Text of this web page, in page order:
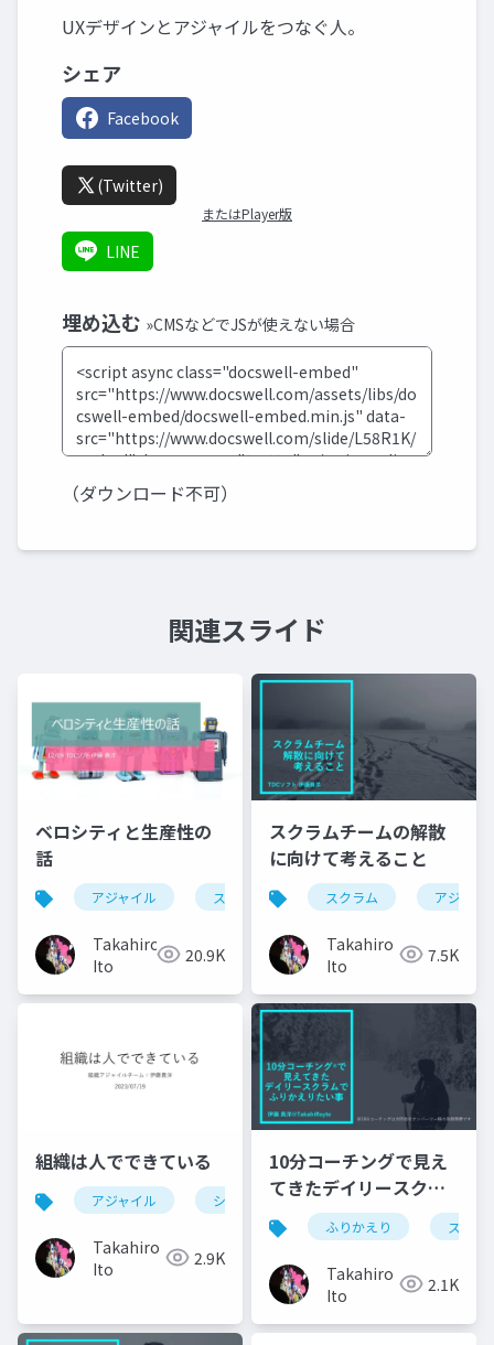
UXデザインとアジャイルをつなぐ人。
シェア
Facebook
(Twitter)
またはPlayer版
LINE
埋め込む »CMSなどでJSが使えない場合
（ダウンロード不可）
関連スライド
ベロシティと生産性の
話
アジャイル スクラム ベロシティ
Takahiro
Ito
20.9K
スクラムチームの解散
に向けて考えること
スクラム アジャイ
Takahiro
Ito
7.5K
組織は人でできている
アジャイル シンアジャイル
Takahiro
Ito
2.9K
10分コーチングで見え
てきたデイリースクラ
ムでふりかえりたい事
ふりかえり スクラ
Takahiro
Ito
2.1K